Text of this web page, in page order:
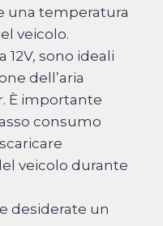
una temperatura
veicolo.
12V, sono ideali
dell’aria
È importante
consumo
veicolo durante
desiderate un